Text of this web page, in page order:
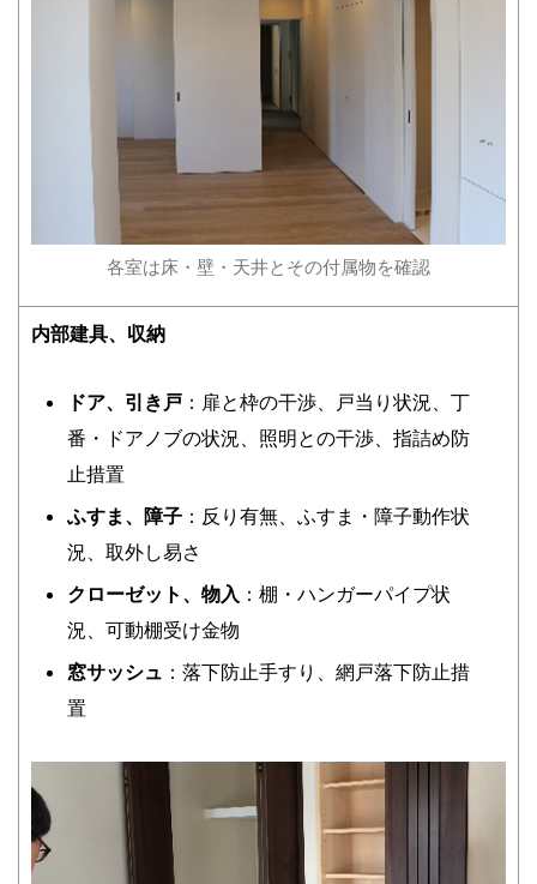
各室は床・壁・天井とその付属物を確認
内部建具、収納
ドア、引き戸 ：扉と枠の干渉、戸当り状況、丁
番・ドアノブの状況、照明との干渉、指詰め防
止措置
ふすま、障子 ：反り有無、ふすま・障子動作状
況、取外し易さ
クローゼット、物入 ：棚・ハンガーパイプ状
況、可動棚受け金物
窓サッシュ ：落下防止手すり、網戸落下防止措
置